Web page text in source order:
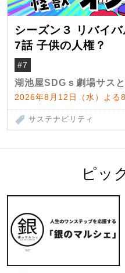
シーズン３ リバイバ
7話 子供の人権？
#7
湖池屋SDGｓ劇場サス
2026年8月12日（水）よる
サステナビリティ
ピッ